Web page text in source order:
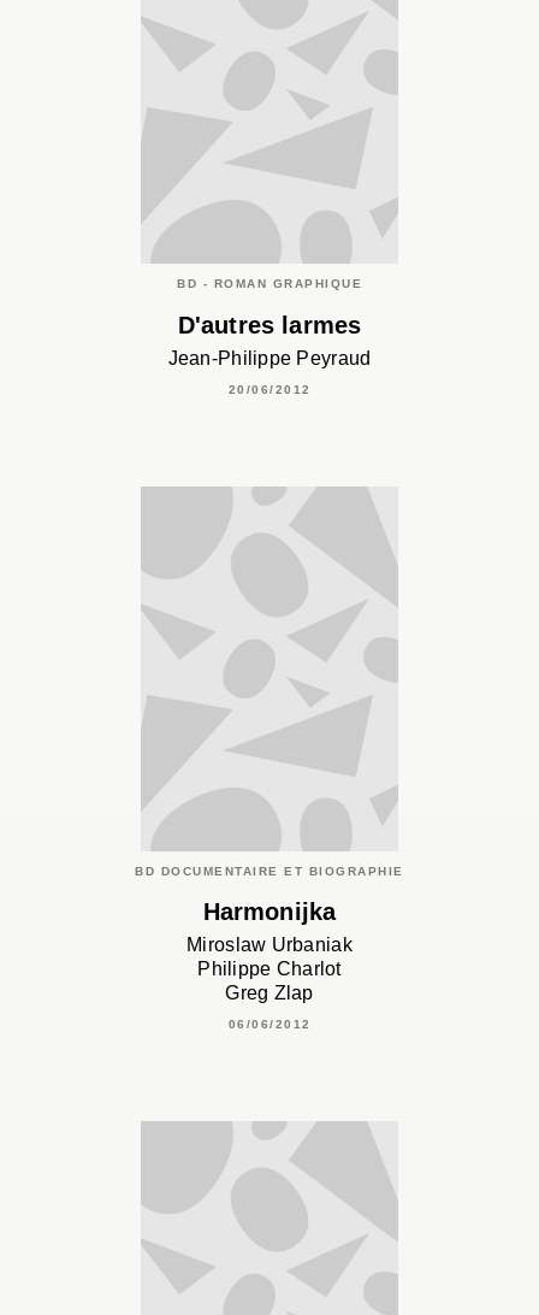
BD - ROMAN GRAPHIQUE
D'autres larmes
Jean-Philippe Peyraud
20/06/2012
BD DOCUMENTAIRE ET BIOGRAPHIE
Harmonijka
Miroslaw Urbaniak
Philippe Charlot
Greg Zlap
06/06/2012